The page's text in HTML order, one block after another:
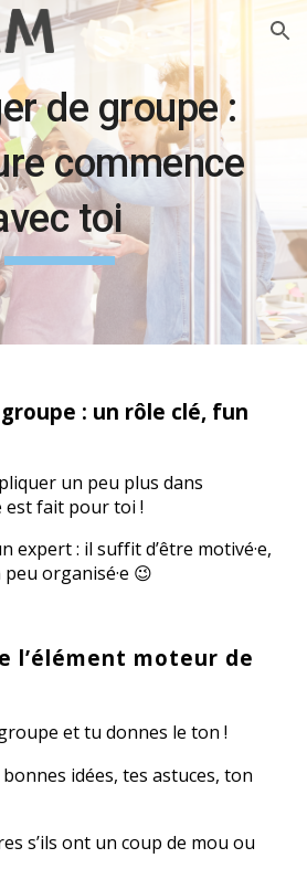
Skip to navigation
de groupe :
commence
toi
: un rôle clé, fun
un peu plus dans
est fait pour toi !
expert : il suffit d’être motivé·e,
organisé·e 😉
l’élément moteur de
et tu donnes le ton !
idées, tes astuces, ton
s’ils ont un coup de mou ou